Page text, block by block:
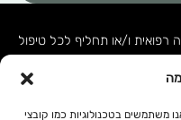
משתמשים בטכנולוגיות כמו קובצי
רפואית ו/או תחליף לכל טיפול
כאחד. אין להעתיק, לשכפל